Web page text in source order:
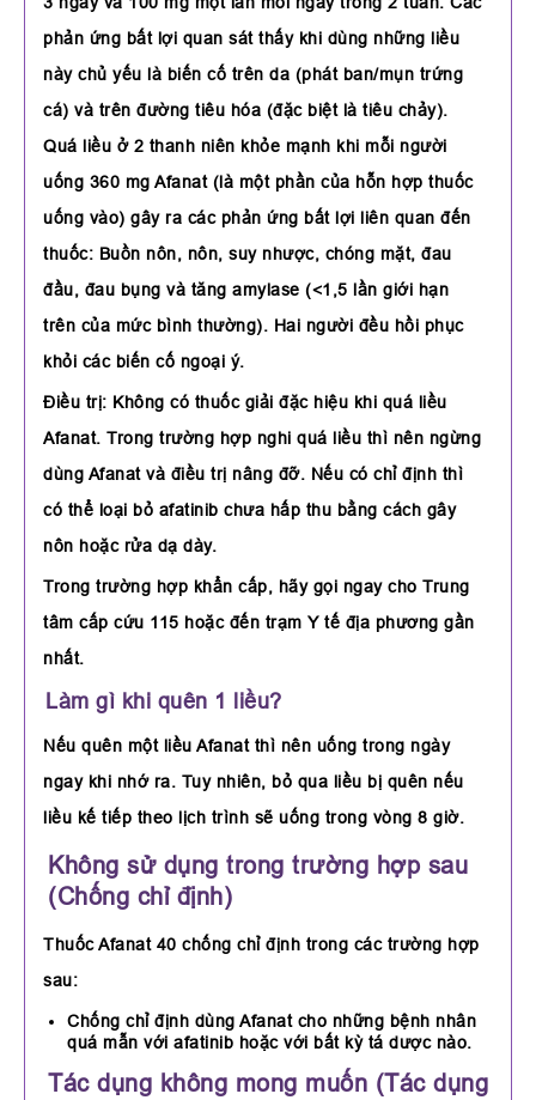
phản ứng bất lợi quan sát thấy khi dùng những liều
này chủ yếu là biến cố trên da (phát ban/mụn trứng
cá) và trên đường tiêu hóa (đặc biệt là tiêu chảy).
Quá liều ở 2 thanh niên khỏe mạnh khi mỗi người
uống 360 mg Afanat (là một phần của hỗn hợp thuốc
uống vào) gây ra các phản ứng bất lợi liên quan đến
thuốc: Buồn nôn, nôn, suy nhược, chóng mặt, đau
đầu, đau bụng và tăng amylase (<1,5 lần giới hạn
trên của mức bình thường). Hai người đều hồi phục
khỏi các biến cố ngoại ý.
Điều trị: Không có thuốc giải đặc hiệu khi quá liều
Afanat. Trong trường hợp nghi quá liều thì nên ngừng
dùng Afanat và điều trị nâng đỡ. Nếu có chỉ định thì
có thể loại bỏ afatinib chưa hấp thu bằng cách gây
nôn hoặc rửa dạ dày.
Trong trường hợp khẩn cấp, hãy gọi ngay cho Trung
tâm cấp cứu 115 hoặc đến trạm Y tế địa phương gần
nhất.
Làm gì khi quên 1 liều?
Nếu quên một liều Afanat thì nên uống trong ngày
ngay khi nhớ ra. Tuy nhiên, bỏ qua liều bị quên nếu
liều kế tiếp theo lịch trình sẽ uống trong vòng 8 giờ.
Không sử dụng trong trường hợp sau
(Chống chỉ định)
Thuốc Afanat 40 chống chỉ định trong các trường hợp
sau:
Chống chỉ định dùng Afanat cho những bệnh nhân
quá mẫn với afatinib hoặc với bất kỳ tá dược nào.
Tác dụng không mong muốn (Tác dụng